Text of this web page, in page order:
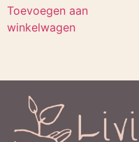
Toevoegen aan
winkelwagen